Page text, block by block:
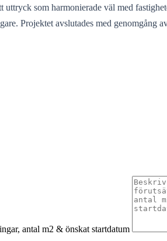
som harmonierade väl med
Projektet avslutades med genomgång
antal m2 & önskat startdatum